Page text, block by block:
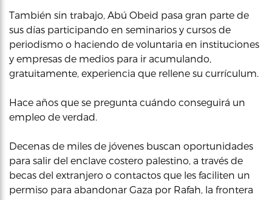
También sin trabajo, Abú Obeid pasa gran parte de
sus días participando en seminarios y cursos de
periodismo o haciendo de voluntaria en instituciones
y empresas de medios para ir acumulando,
gratuitamente, experiencia que rellene su currículum.
Hace años que se pregunta cuándo conseguirá un
empleo de verdad.
Decenas de miles de jóvenes buscan oportunidades
para salir del enclave costero palestino, a través de
becas del extranjero o contactos que les faciliten un
permiso para abandonar Gaza por Rafah, la frontera